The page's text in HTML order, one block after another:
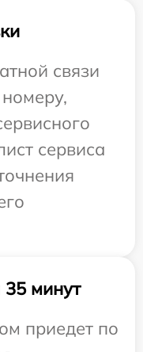
связи
сервиса
минут
приедет по